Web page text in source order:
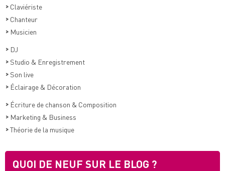
> Claviériste
> Chanteur
> Musicien
> DJ
> Studio & Enregistrement
> Son live
> Éclairage & Décoration
> Écriture de chanson & Composition
> Marketing & Business
>Théorie de la musique
QUOI DE NEUF SUR LE BLOG ?